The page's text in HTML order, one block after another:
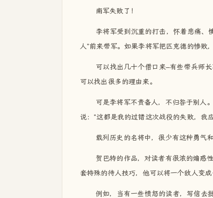
南军失败了！
李将军受到沉重的打击，怀着悲痛、
人"前来带军。如果李将军把匹克德的惨败
可以找出几十个借口来–有些带兵师
可以找出很多的理由来。
可是李将军不责备人，不归咎于别人
说："这都是我的过错这次战役的失败，我
载列历史的名将中，很少有这种勇气
贺巴特的作品，对读者有很浓的煽惑
套特殊的待人技巧，他可以将一个敌人变成
例如，当有一些愤怒的读者，写信